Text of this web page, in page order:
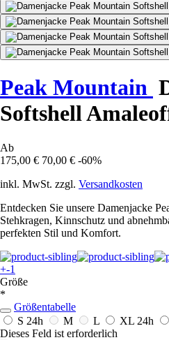
Peak Mountain
Softshell
Ab
175,00 € 70,00 € -60%
inkl. MwSt. zzgl. Versandkosten
Entdecken Sie unsere Damenjacke
Stehkragen, Kinnschutz und
perfekten Stil und Komfort.
+-1
Größe
*
Größentabelle
S 24h M L XL 24h
Dieses Feld ist erforderlich